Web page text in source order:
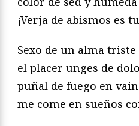
¡Verja de abismos es
Sexo de un alma
el placer unges de
puñal de fuego en
me come en sueños